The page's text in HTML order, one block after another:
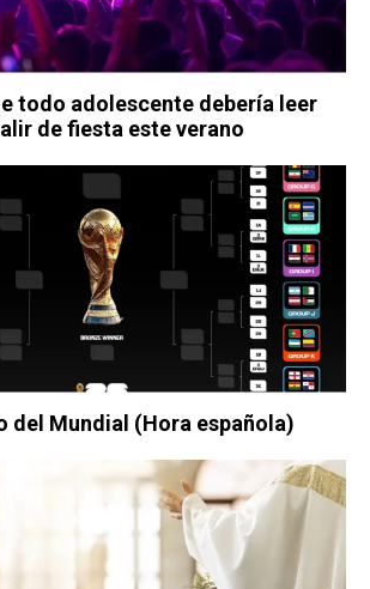
todo adolescente debería leer
de fiesta este verano
del Mundial (Hora española)